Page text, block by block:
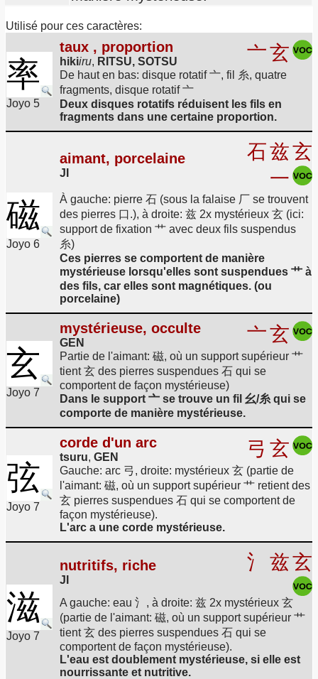
Utilisé pour ces caractères:
率
Joyo 5
taux , proportion
hikiiru, RITSU, SOTSU 亠玄
De haut en bas: disque rotatif 亠, fil 糸, quatre
fragments, disque rotatif 亠
Deux disques rotatifs réduisent les fils en
fragments dans une certaine proportion.
磁
Joyo 6
aimant, porcelaine
JI
石兹玄
一
À gauche: pierre 石 (sous la falaise 厂 se trouvent
des pierres 口.), à droite: 兹 2x mystérieux 玄 (ici:
support de fixation 艹 avec deux fils suspendus
糸)
Ces pierres se comportent de manière
mystérieuse lorsqu'elles sont suspendues 艹 à
des fils, car elles sont magnétiques. (ou
porcelaine)
玄
Joyo 7
mystérieuse, occulte
GEN 亠玄
Partie de l'aimant: 磁, où un support supérieur 艹
tient 玄 des pierres suspendues 石 qui se
comportent de façon mystérieuse)
Dans le support 亠 se trouve un fil 幺/糸 qui se
comporte de manière mystérieuse.
弦
Joyo 7
corde d'un arc
tsuru, GEN 弓 玄
Gauche: arc 弓, droite: mystérieux 玄 (partie de
l'aimant: 磁, où un support supérieur 艹 retient des
玄 pierres suspendues 石 qui se comportent de
façon mystérieuse).
L'arc a une corde mystérieuse.
滋
Joyo 7
nutritifs, riche
JI
氵 兹玄
A gauche: eau 氵, à droite: 兹 2x mystérieux 玄
(partie de l'aimant: 磁, où un support supérieur 艹
tient 玄 des pierres suspendues 石 qui se
comportent de façon mystérieuse).
L'eau est doublement mystérieuse, si elle est
nourrissante et nutritive.